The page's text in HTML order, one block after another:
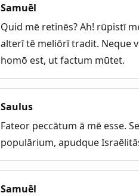
Samuēl
Quid mē retinēs? Ah! rūpistī
alterī tē meliōrī tradit. Neque
homō est, ut factum mūtet.
Saulus
Fateor peccātum ā mē esse.
populārium, apudque
Samuēl